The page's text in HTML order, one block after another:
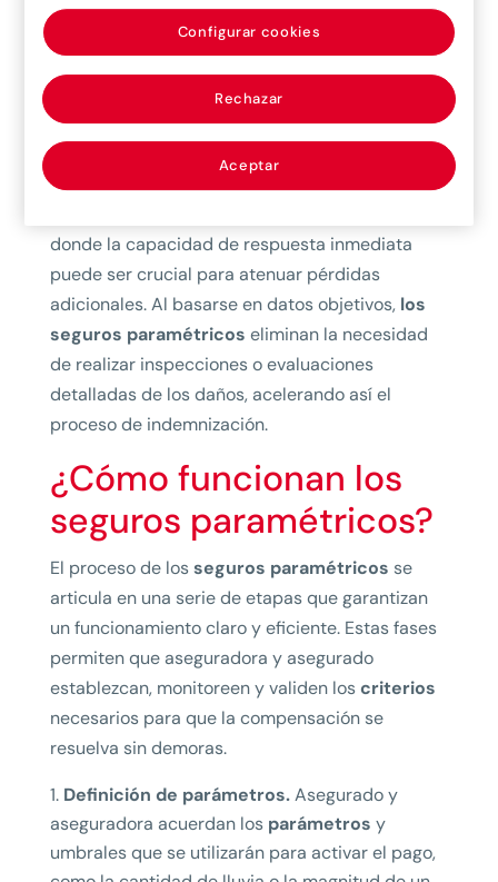
mediciones cuantificables, como la cantidad de
lluvia, la magnitud de un terremoto o la
velocidad del viento. Cuando el evento alcanza o
supera el umbral acordado, el seguro se ejecuta
automáticamente.
Este enfoque proporciona unarespuesta ágil y
donde la capacidad de respuesta inmediata
puede ser crucial para atenuar pérdidas
adicionales. Al basarse en datos objetivos, los
seguros paramétricos eliminan la necesidad
de realizar inspecciones o evaluaciones
detalladas de los daños, acelerando así el
proceso de indemnización.
¿Cómo funcionan los
seguros paramétricos?
El proceso de losseguros paramétricos se
articula en una serie de etapas que garantizan
un funcionamiento claro y eficiente. Estas fases
permiten que aseguradora y asegurado
establezcan, monitoreen y validen loscriterios
necesarios para que la compensación se
resuelva sin demoras.
Definición de parámetros.Asegurado y
aseguradora acuerdan los parámetros y
umbrales que se utilizarán para activar el pago,
Rechazar
Aceptar
Configurar cookies